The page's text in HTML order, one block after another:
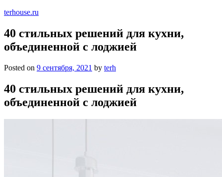
terhouse.ru
40 стильных решений для кухни,
объединенной с лоджией
Posted on 9 сентября, 2021 by terh
40 стильных решений для кухни,
объединенной с лоджией